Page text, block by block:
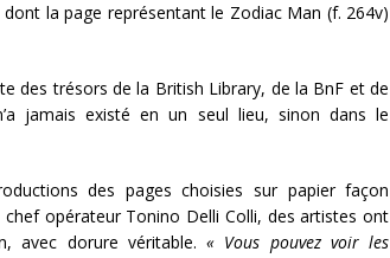
dont la page représentant le Zodiac Man (f. 264v)
des trésors de la British Library, de la BnF et de
jamais existé en un seul lieu, sinon dans le
des pages choisies sur papier façon
chef opérateur Tonino Delli Colli, des artistes ont
avec dorure véritable.« Vous pouvez voir les